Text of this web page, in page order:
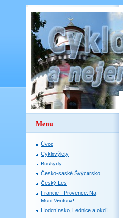
Menu
Úvod
Cyklovýlety
Beskydy
Česko-saské Švýcarsko
Český Les
Francie - Provence: Na
Mont Ventoux!
Hodonínsko, Lednice a okolí